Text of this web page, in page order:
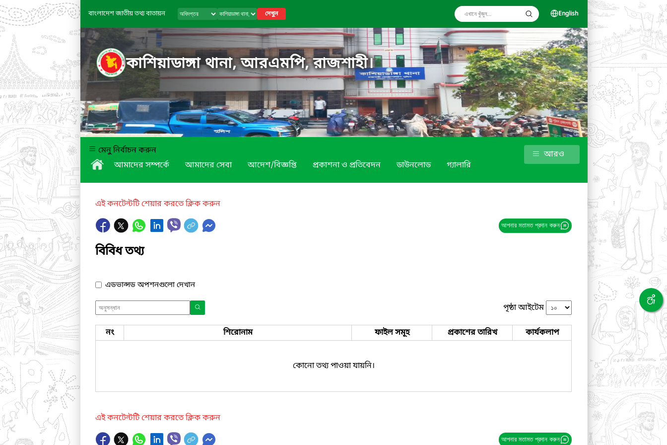
বাংলাদেশ জাতীয় তথ্য বাতায়ন দেখুন English
কাশিয়াডাঙ্গা থানা, আরএমপি, রাজশাহী।
মেনু নির্বাচন করুন
আমাদের সম্পর্কে
আমাদের সেবা আদেশ/বিজ্ঞপ্তি প্রকাশনা ও প্রতিবেদন ডাউনলোড গ্যালারি
আরও
এই কনটেন্টটি শেয়ার করতে ক্লিক করুন
আপনার মতামত প্রদান করুন
বিবিধ তথ্য
এডভান্সড অপশনগুলো দেখান
পৃষ্ঠা আইটেম
নং শিরোনাম ফাইল সমূহ প্রকাশের তারিখ কার্যকলাপ
কোনো তথ্য পাওয়া যায়নি।
এই কনটেন্টটি শেয়ার করতে ক্লিক করুন
আপনার মতামত প্রদান করুন